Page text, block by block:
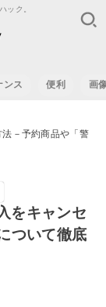
ック。
ンス 便利 画
－予約商品や「警
をキャンセ
ついて徹底